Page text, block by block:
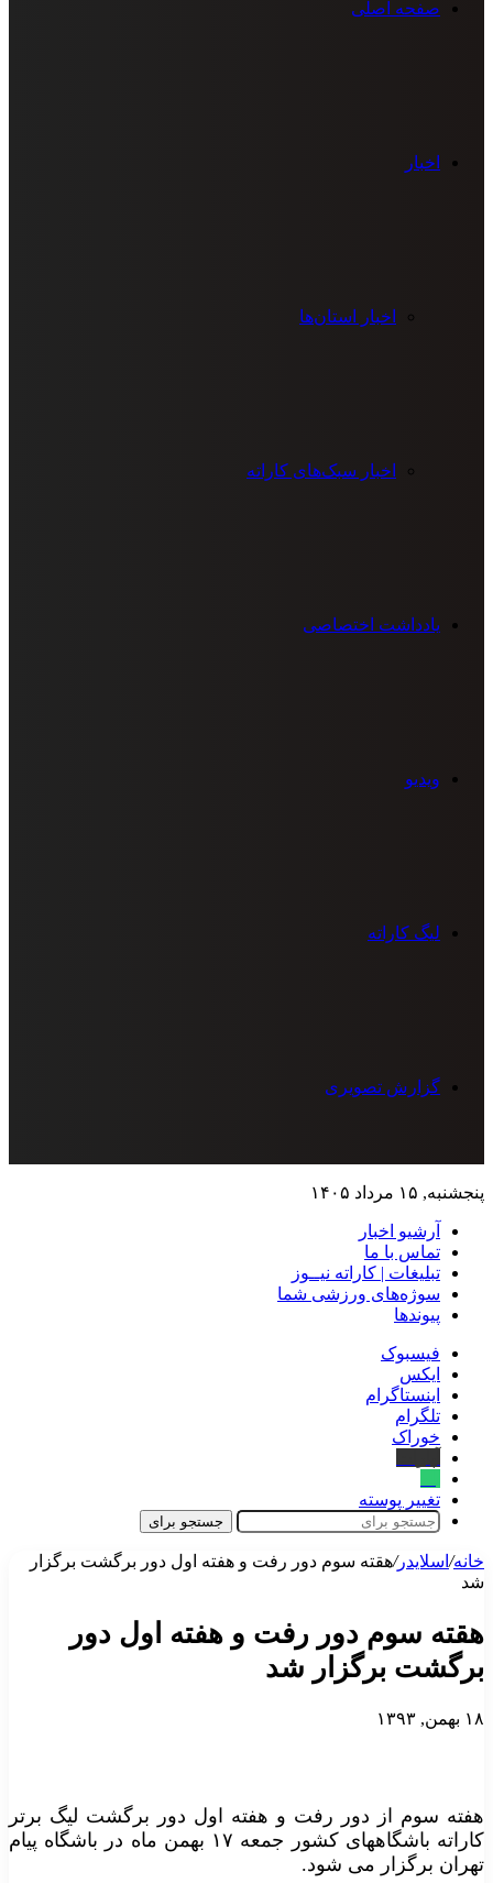
صفحه اصلی
اخبار
اخبار استان‌ها
اخبار سبک‌های کاراته
یادداشت اختصاصی
ویدیو
لیگ کاراته
گزارش تصویری
پنجشنبه, ۱۵ مرداد ۱۴۰۵
آرشیو اخبار
تماس‌ با‌ ما
تبلیغات | کاراته نیــوز
سوژه‌های ورزشی شما
پیوندها
فیسبوک
ایکس
اینستاگرام
تلگرام
خوراک
تغییر پوسته
جستجو برای
خانه/ اسلایدر/هقته سوم دور رفت و هفته اول دور برگشت برگزار
شد
هقته سوم دور رفت و هفته اول دور
برگشت برگزار شد
۱۸ بهمن, ۱۳۹۳
هفته سوم از دور رفت و هفته اول دور برگشت لیگ برتر
کاراته باشگاههای کشور جمعه ۱۷ بهمن ماه در باشگاه پیام
تهران برگزار می شود.